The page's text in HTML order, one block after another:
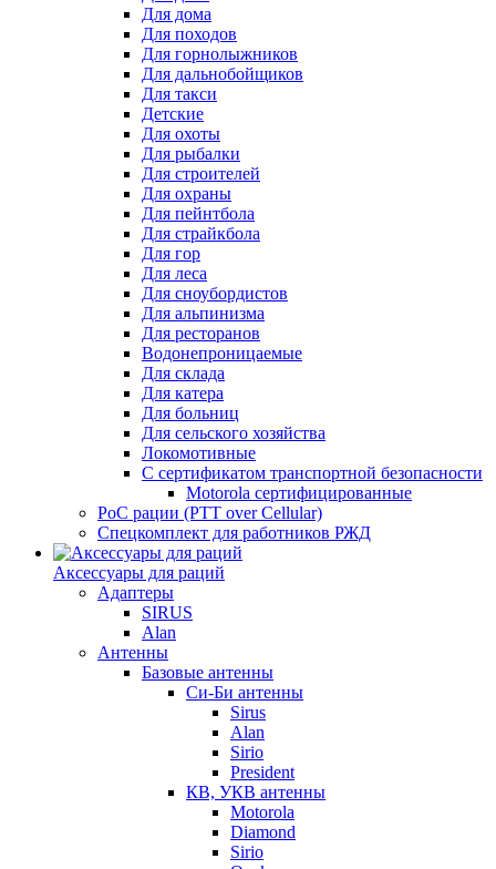
Для дома
Для походов
Для горнолыжников
Для дальнобойщиков
Для такси
Детские
Для охоты
Для рыбалки
Для строителей
Для охраны
Для пейнтбола
Для страйкбола
Для гор
Для леса
Для сноубордистов
Для альпинизма
Для ресторанов
Водонепроницаемые
Для склада
Для катера
Для больниц
Для сельского хозяйства
Локомотивные
С сертификатом транспортной безопасности
Motorola сертифицированные
PoC рации (PTT over Cellular)
Спецкомплект для работников РЖД
Аксессуары для раций
Адаптеры
SIRUS
Alan
Антенны
Базовые антенны
Си-Би антенны
Sirus
Alan
Sirio
President
КВ, УКВ антенны
Motorola
Diamond
Sirio